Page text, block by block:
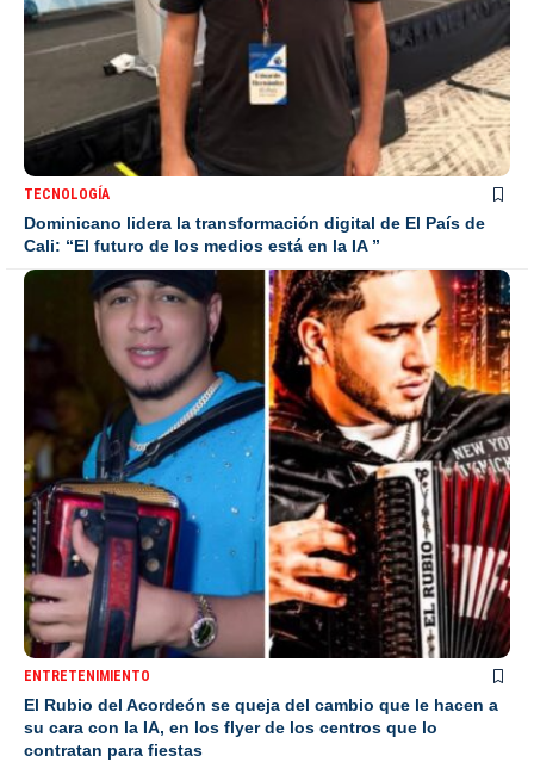
TECNOLOGÍA
Dominicano lidera la transformación digital de El País de
Cali: “El futuro de los medios está en la IA ”
ENTRETENIMIENTO
El Rubio del Acordeón se queja del cambio que le hacen a
su cara con la IA, en los flyer de los centros que lo
contratan para fiestas